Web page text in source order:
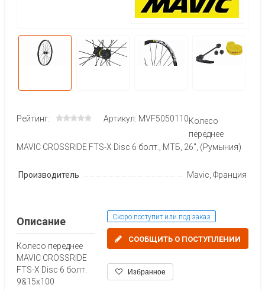
Рейтинг: Артикул: MVF5050110Колесо
переднее
MAVIC CROSSRIDE FTS-X Disc 6 болт., МТБ, 26", (Румыния)
Производитель Mavic, Франция
Скоро поступит или под заказ
СООБЩИТЬ О ПОСТУПЛЕНИИ
Избранное
Описание
Колесо переднее
MAVIC CROSSRIDE
FTS-X Disc 6 болт.
9&15x100